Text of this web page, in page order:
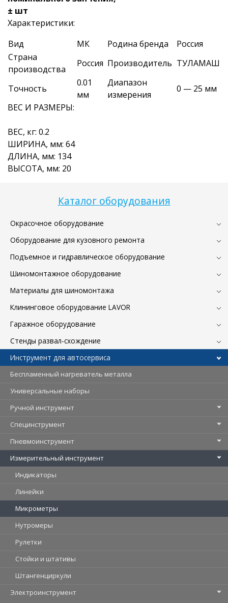
Каталог оборудования
Окрасочное оборудование
Оборудование для кузовного ремонта
Подъемное и гидравлическое оборудование
Шиномонтажное оборудование
Материалы для шиномонтажа
Клининговое оборудование LAVOR
Гаражное оборудование
Стенды развал-схождение
Инструмент для автосервиса
Беспламенный нагреватель металла
Универсальные наборы
Ручной инструмент
Специнструмент
Пневмоинструмент
Измерительный инструмент
Индикаторы
Линейки
Микрометры
Нутромеры
Рулетки
Стойки и штативы
Штангенциркули
Электроинструмент
± шт
Характеристики:
Вид
МК Родина бренда
Россия
Страна
производства
Россия Производитель ТУЛАМАШ
Точность
0.01
мм
Диапазон
измерения
0 — 25 мм
ВЕС И РАЗМЕРЫ:
ВЕС, кг: 0.2
ШИРИНА, мм: 64
ДЛИНА, мм: 134
ВЫСОТА, мм: 20